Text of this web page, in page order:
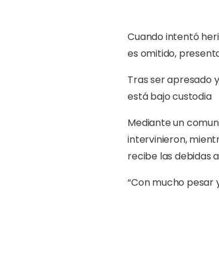
Cuando intentó
es omitido,
Tras ser apresado
está bajo custodia
Mediante un
intervinieron,
recibe las debidas
“Con mucho pesar